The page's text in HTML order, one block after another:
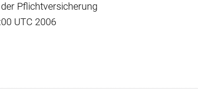
Pflichtversicherung
UTC 2006